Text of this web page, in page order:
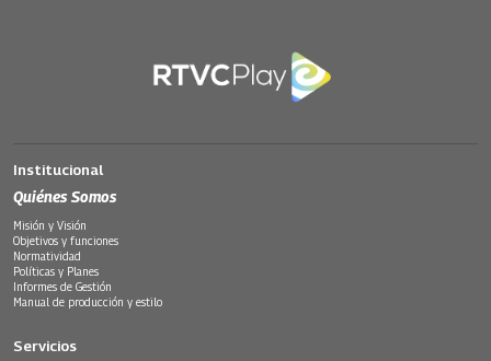
Institucional
Quiénes Somos
Misión y Visión
Objetivos y funciones
Normatividad
Políticas y Planes
Informes de Gestión
Manual de producción y estilo
Servicios